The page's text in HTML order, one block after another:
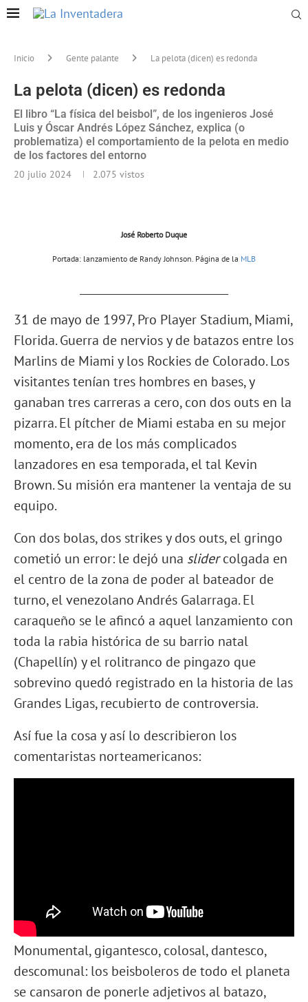
Inicio Gente palante La pelota (dicen) es redonda
La pelota (dicen) es redonda
El libro “La física del beisbol”, de los ingenieros José
Luis y Óscar Andrés López Sánchez, explica (o
problematiza) el comportamiento de la pelota en medio
de los factores del entorno
20 julio 2024 2.075 vistos
José Roberto Duque
Portada: lanzamiento de Randy Johnson. Página de la MLB
31 de mayo de 1997, Pro Player Stadium, Miami,
Florida. Guerra de nervios y de batazos entre los
Marlins de Miami y los Rockies de Colorado. Los
visitantes tenían tres hombres en bases, y
ganaban tres carreras a cero, con dos outs en la
pizarra. El pítcher de Miami estaba en su mejor
momento, era de los más complicados
lanzadores en esa temporada, el tal Kevin
Brown. Su misión era mantener la ventaja de su
equipo.
Con dos bolas, dos strikes y dos outs, el gringo
cometió un error: le dejó una slidercolgada en
el centro de la zona de poder al bateador de
turno, el venezolano Andrés Galarraga. El
caraqueño se le afincó a aquel lanzamiento con
toda la rabia histórica de su barrio natal
(Chapellín) y el rolitranco de pingazo que
sobrevino quedó registrado en la historia de las
Grandes Ligas, recubierto de controversia.
Así fue la cosa y así lo describieron los
comentaristas norteamericanos:
Monumental, gigantesco, colosal, dantesco,
descomunal: los beisboleros de todo el planeta
se cansaron de ponerle adjetivos al batazo,